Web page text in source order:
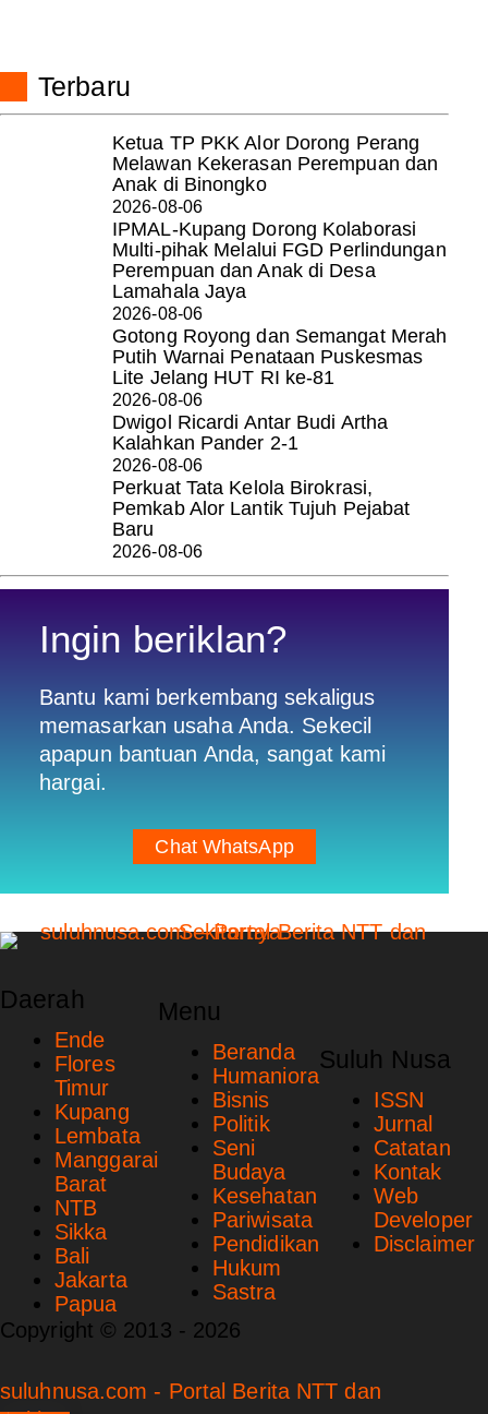
Terbaru
Ketua TP PKK Alor Dorong Perang
Melawan Kekerasan Perempuan dan
Anak di Binongko
2026-08-06
IPMAL-Kupang Dorong Kolaborasi
Multi-pihak Melalui FGD Perlindungan
Perempuan dan Anak di Desa
Lamahala Jaya
2026-08-06
Gotong Royong dan Semangat Merah
Putih Warnai Penataan Puskesmas
Lite Jelang HUT RI ke-81
2026-08-06
Dwigol Ricardi Antar Budi Artha
Kalahkan Pander 2-1
2026-08-06
Perkuat Tata Kelola Birokrasi,
Pemkab Alor Lantik Tujuh Pejabat
Baru
2026-08-06
Ingin beriklan?
Bantu kami berkembang sekaligus
memasarkan usaha Anda. Sekecil
apapun bantuan Anda, sangat kami
hargai.
Chat WhatsApp
Daerah
Ende
Flores
Timur
Kupang
Lembata
Manggarai
Barat
NTB
Sikka
Bali
Jakarta
Papua
Menu
Beranda
Humaniora
Bisnis
Politik
Seni
Budaya
Kesehatan
Pariwisata
Pendidikan
Hukum
Sastra
Suluh Nusa
ISSN
Jurnal
Catatan
Kontak
Web
Developer
Disclaimer
Copyright © 2013 - 2026
suluhnusa.com - Portal Berita NTT dan